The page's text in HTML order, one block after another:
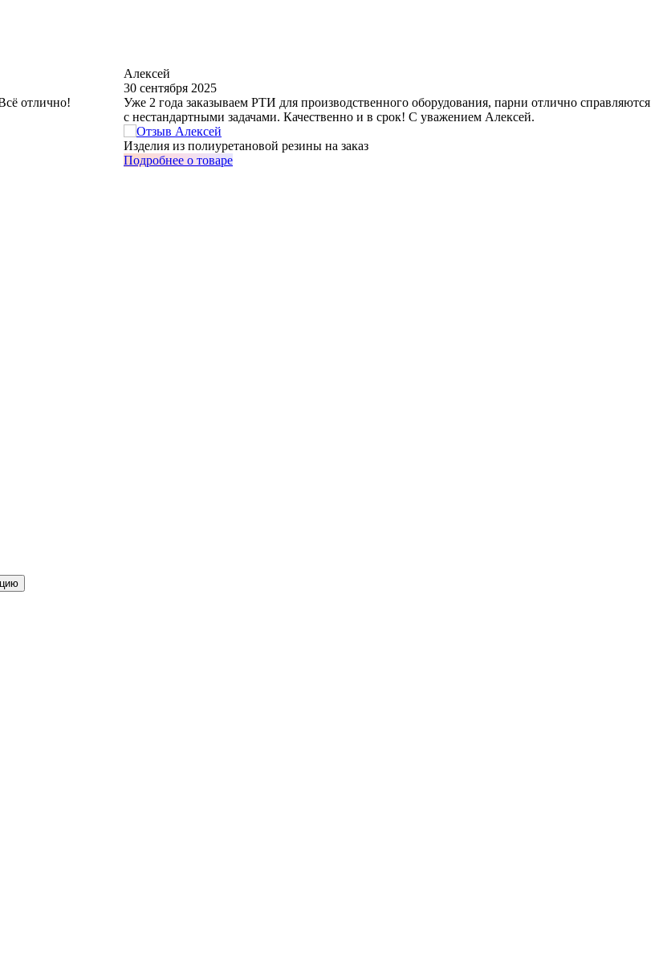
отлично!
Алексей
30 сентября 2025
Уже 2 года заказываем РТИ для производственного оборудования, парни отлично справляются
с нестандартными задачами. Качественно и в срок! С уважением Алексей.
Изделия из полиуретановой резины на заказ
Подробнее о товаре